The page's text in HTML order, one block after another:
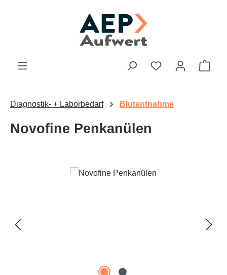
Du hast 0
Diagnostik- + Laborbedarf Blutentnahme
Novofine Penkanülen
Bildergalerie überspringen